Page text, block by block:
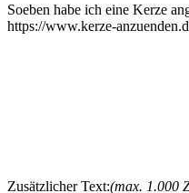
Soeben habe ich eine Kerze
https://www.kerze-
Zusätzlicher Text:(max. 1.000